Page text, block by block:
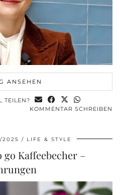
ANSEHEN
TEILEN?
KOMMENTAR SCHREIBEN
2025 LIFE & STYLE
Kaffeebecher –